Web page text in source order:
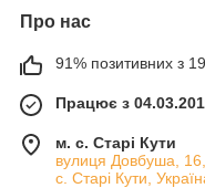
Про нас
91% позитивних з
Працює з
м. с. Старі Кути
вулиця Довбуша, 16,
с. Старі Кути,